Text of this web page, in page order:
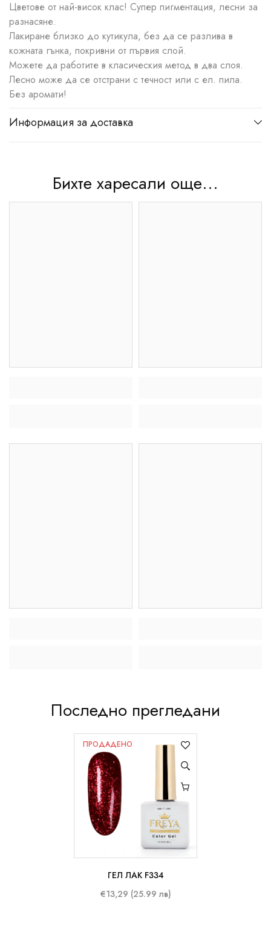
Цветове от най-висок клас! Супер пигментация, лесни за
разнасяне.
Лакиране близко до кутикула, без да се разлива в
кожната гънка, покривни от първия слой.
Можете да работите в класическия метод в два слоя.
Лесно може да се отстрани с течност или с ел. пила.
Без аромати!
Информация за доставка
Бихте харесали още...
Последно прегледани
ПРОДАДЕНО
ГЕЛ ЛАК F334
€13,29 (25.99 лв)